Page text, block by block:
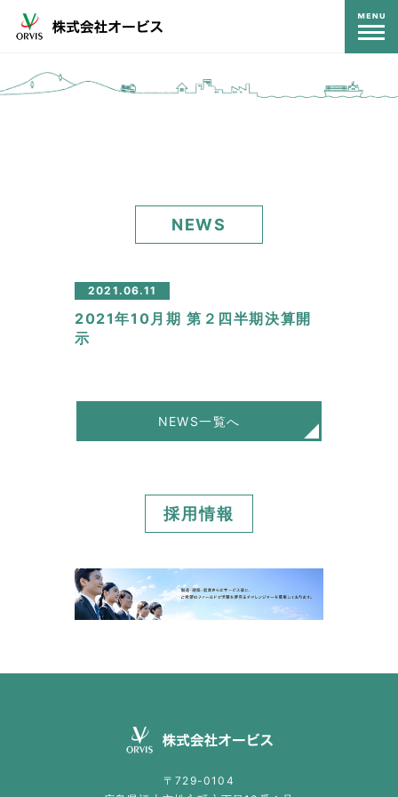
NEWS
2021.06.11
2021年10月期 第２四半期決算開
示
NEWS一覧へ
採用情報
〒729-0104